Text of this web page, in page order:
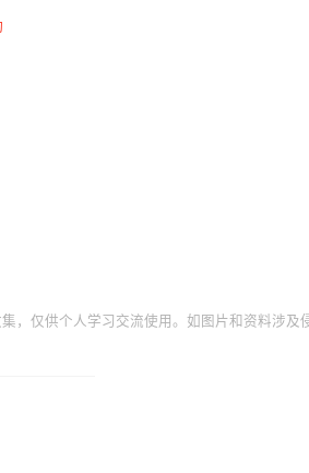
，仅供个人学习交流使用。如图片和资料涉及